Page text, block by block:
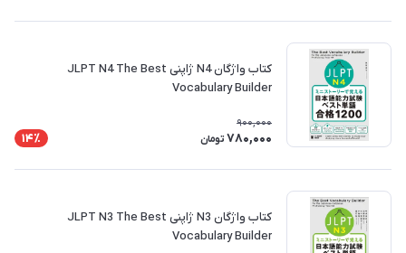
کتاب واژگان N4 ژاپنی JLPT N4 The Best
Vocabulary Builder
900,000
780,000 تومان 14٪
کتاب واژگان N3 ژاپنی JLPT N3 The Best
Vocabulary Builder